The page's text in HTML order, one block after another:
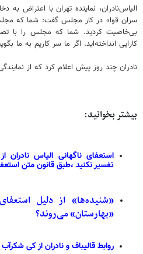
الیاس‌نادران، نماینده تهران با اعتراض
سران قوا» در کار مجلس گفت: شما که
بی‌خاصیت کردید. شما که مجلس را با
کارایی انداخته‌اید. اگر ما سر کاریم به ما
نادران چند روز پیش اعلام کرد که از
بیشتر بخوانید:
استعفای ناگهانی الیاس نادران
تفسیر نکنید ،طبق قانون متن
«شنیده‌ها» از دلیل
«بهارستان» می‌روند؟
روابط قالیباف و نادران از کی